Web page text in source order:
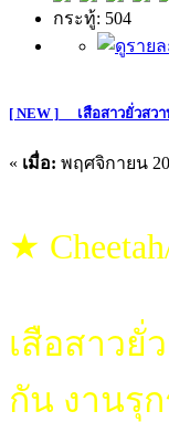
กระทู้: 504
[ NEW ]__ เสือสาวยั่วส
« เมื่อ: พฤศจิกายน
★
เสือสาวยั่
กัน งานรุ